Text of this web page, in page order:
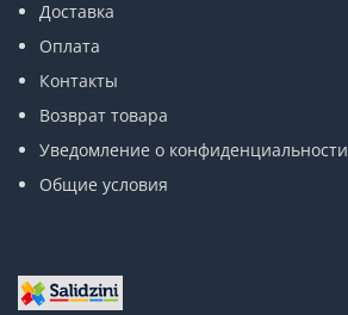
Доставка
Оплата
Контакты
Возврат товара
Уведомление о конфиденциальности
Общие условия